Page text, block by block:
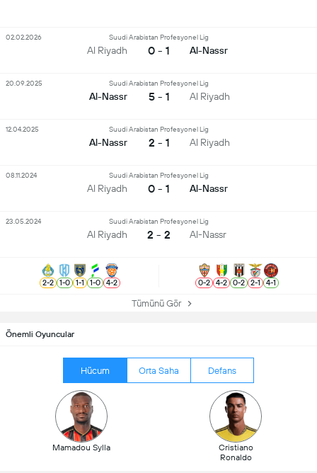
Önemli Oyuncular
Hücum Orta Saha Defans
Mamadou Sylla
Cristiano
Ronaldo
Al Riyadh
Suudi Arabistan Profesyonel Lig
0 - 1 Al-Nassr
02.02.2026
Al-Nassr
Suudi Arabistan Profesyonel Lig
5 - 1 Al Riyadh
20.09.2025
Al-Nassr
Suudi Arabistan Profesyonel Lig
2 - 1 Al Riyadh
12.04.2025
Al Riyadh
Suudi Arabistan Profesyonel Lig
0 - 1 Al-Nassr
08.11.2024
Al Riyadh
Suudi Arabistan Profesyonel Lig
2 - 2 Al-Nassr
23.05.2024
2-2 1-0 1-1 1-0 4-2 0-2 4-2 0-2 2-1 4-1
Tümünü Gör